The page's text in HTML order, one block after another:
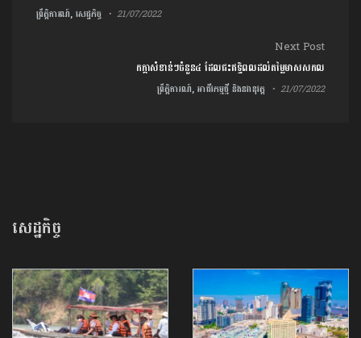
ព្រឹត្តិការណ៍, សេដ្ឋកិច្ច 21/07/2022
Next Post
កក្តាសំខាន់ៗចំនួន៤ ដែលជះឥទ្ធិពលដល់តម្លៃមាសសកល
ព្រឹត្តិការណ៍, អាជីវកម្មថ្មី និងនវានុវត្ត 21/07/2022
សេដ្ឋកិច្ច